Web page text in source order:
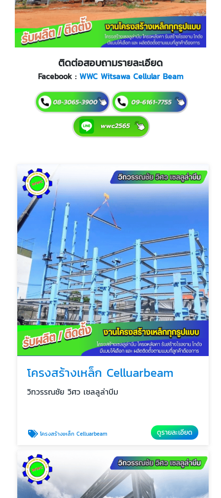
ติดต่อสอบถามรายละเอียด
Facebook : WWC Witsawa Cellular Beam
โครงสร้างเหล็ก Celluarbeam
วิทวรรณชัย วิศว เซลลูล่าบีม
โครงสร้างเหล็ก Celluarbeam ดูรายละเอียด